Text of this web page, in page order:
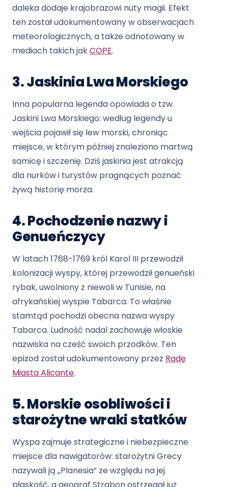
daleka dodaje krajobrazowi nuty magii. Efekt
ten został udokumentowany w obserwacjach
meteorologicznych, a także odnotowany w
mediach takich jakCOPE.
3. Jaskinia Lwa Morskiego
Inna popularna legenda opowiada o tzw.
Jaskini Lwa Morskiego: według legendy u
wejścia pojawił się lew morski, chroniąc
miejsce, w którym później znaleziono martwą
samicę i szczenię. Dziś jaskinia jest atrakcją
dla nurków i turystów pragnących poznać
żywą historię morza.
4. Pochodzenie nazwy i
Genueńczycy
W latach 1768-1769 król Karol III przewodził
kolonizacji wyspy, której przewodził genueński
rybak, uwolniony z niewoli w Tunisie, na
afrykańskiej wyspie Tabarca. To właśnie
stamtąd pochodzi obecna nazwa wyspy
Tabarca. Ludność nadal zachowuje włoskie
nazwiska na cześć swoich przodków. Ten
epizod został udokumentowany przez Radę
Miasta Alicante.
5. Morskie osobliwości i
starożytne wraki statków
Wyspa zajmuje strategiczne i niebezpieczne
miejsce dla nawigatorów: starożytni Grecy
nazywali ją „Planesia” ze względu na jej
płaskość, a geograf Strabon ostrzegał już